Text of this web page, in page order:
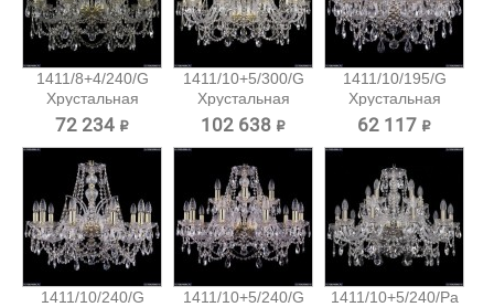
1411/8+4/240/G
Хрустальная
подвесная...
72 234 ₽
1411/10+5/300/G
Хрустальная
подвесная...
102 638 ₽
1411/10/195/G
Хрустальная
подвесная...
62 117 ₽
1411/10/240/G
1411/10+5/240/G
1411/10+5/240/Pa